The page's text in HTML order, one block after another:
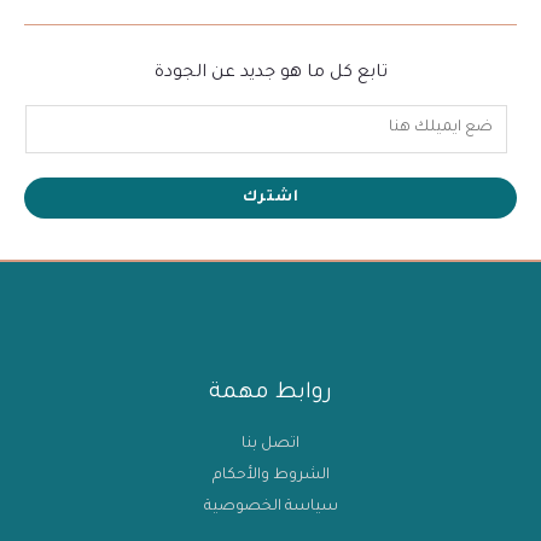
تابع كل ما هو جديد عن الجودة
اشترك
روابط مهمة
اتصل بنا
الشروط والأحكام
سياسة الخصوصية